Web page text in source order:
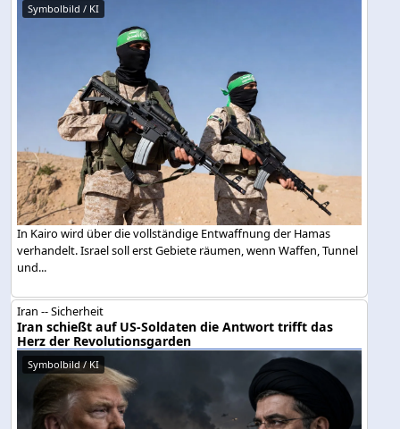
Symbolbild / KI
In Kairo wird über die vollständige Entwaffnung der Hamas
verhandelt. Israel soll erst Gebiete räumen, wenn Waffen, Tunnel
und...
Iran -- Sicherheit
Iran schießt auf US-Soldaten die Antwort trifft das
Herz der Revolutionsgarden
Symbolbild / KI